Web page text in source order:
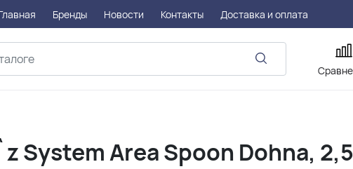
Бренды Новости Контакты Доставка и оплата
Area Spoon Dohna, 2,5